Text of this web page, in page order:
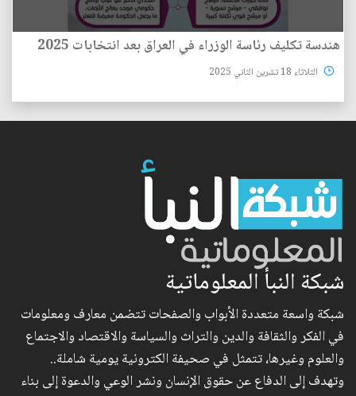
هندسة تكليف رئاسة الوزراء في العراق بعد انتخابات 2025
الثلاثاء 18 تشرين الثاني 2025
شبكة النبأ المعلوماتية
شبكة واسعة متعددة الأبواب والصفحات تتضمن معارف ومعلومات
في الفكر والثقافة والدين والتراث والسياسة والاقتصاد والاجتماع
والعلوم وغيرها، تتمثل في صحيفة الكترونية يومية شاملة..
وتهدف إلى الدفاع عن حقوق الإنسان ونشر الوعي والدعوة إلى بناء